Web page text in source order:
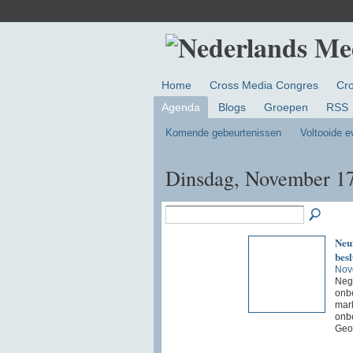
Home Cross Media Congres
Agenda
Blogs Groepen RSS
Komende gebeurtenissen Voltooide
Dinsdag, November